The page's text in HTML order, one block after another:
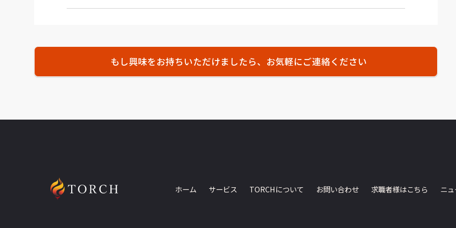
もし興味をお持ちいただけましたら、お気軽にご連絡ください
ホーム サービス TORCHについて お問い合わせ 求職者様はこちら ニ